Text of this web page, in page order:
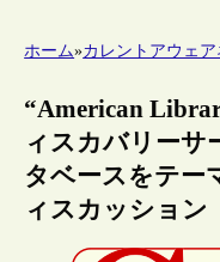
ホーム»カレントアウェア
“American
ィスカバリーサ
タベースをテー
ィスカッション